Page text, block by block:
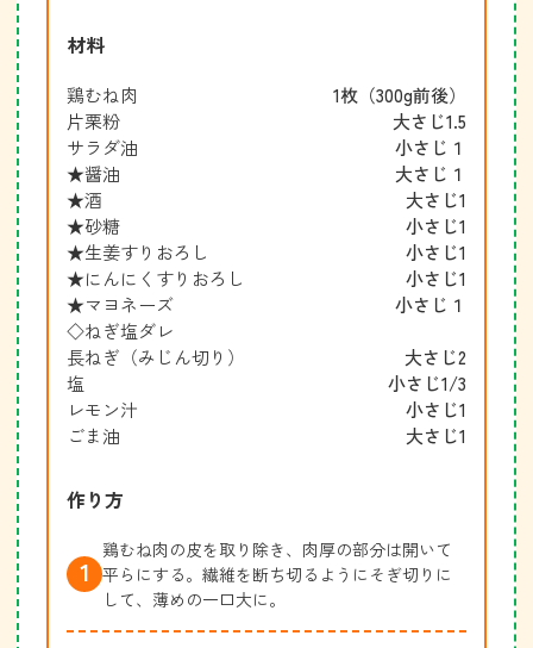
材料
鶏むね肉
1枚（300g前後）
片栗粉
大さじ1.5
サラダ油
小さじ１
★醤油
大さじ１
★酒
大さじ1
★砂糖
小さじ1
★生姜すりおろし
小さじ1
★にんにくすりおろし
小さじ1
★マヨネーズ
小さじ１
◇ねぎ塩ダレ
長ねぎ（みじん切り）
大さじ2
塩
小さじ1/3
レモン汁
小さじ1
ごま油
大さじ1
作り方
鶏むね肉の皮を取り除き、肉厚の部分は開いて
平らにする。繊維を断ち切るようにそぎ切りに
して、薄めの一口大に。